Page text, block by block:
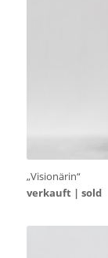
„Visionärin“
verkauft | sold